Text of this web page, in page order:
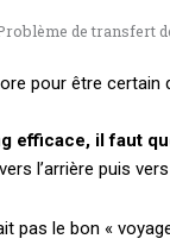
de transfert
pour être certain
efficace, il faut
l’arrière puis vers
pas le bon «